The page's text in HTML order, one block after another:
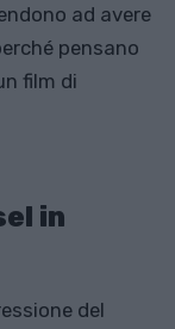
ad avere
pensano
film di
in
del